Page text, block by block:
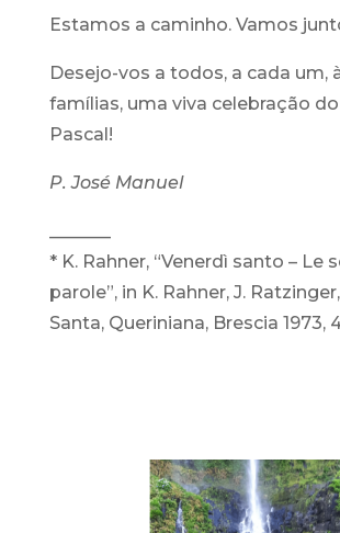
Estamos a caminho. Vamos
Desejo-vos a todos, a cada um,
famílias, uma viva celebração
Pascal!
P. José Manuel
* K. Rahner, “Venerdì santo – Le
parole”, in K. Rahner, J.
Santa, Queriniana, Brescia 1973,